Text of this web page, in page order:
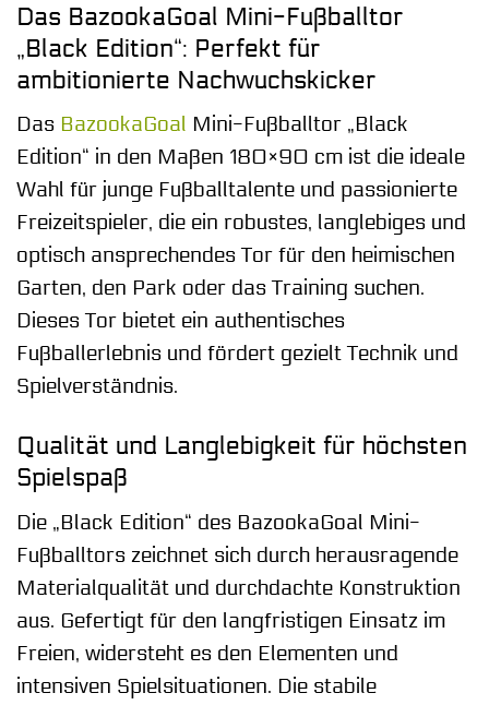
Das BazookaGoal Mini-Fußballtor
„Black Edition“: Perfekt für
ambitionierte Nachwuchskicker
Das BazookaGoal Mini-Fußballtor „Black
Edition“ in den Maßen 180×90 cm ist die ideale
Wahl für junge Fußballtalente und passionierte
Freizeitspieler, die ein robustes, langlebiges und
optisch ansprechendes Tor für den heimischen
Garten, den Park oder das Training suchen.
Dieses Tor bietet ein authentisches
Fußballerlebnis und fördert gezielt Technik und
Spielverständnis.
Qualität und Langlebigkeit für höchsten
Spielspaß
Die „Black Edition“ des BazookaGoal Mini-
Fußballtors zeichnet sich durch herausragende
Materialqualität und durchdachte Konstruktion
aus. Gefertigt für den langfristigen Einsatz im
Freien, widersteht es den Elementen und
intensiven Spielsituationen. Die stabile